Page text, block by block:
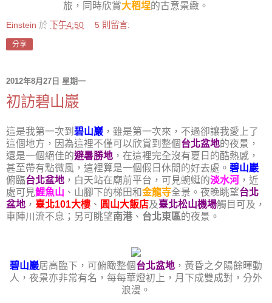
旅，同時欣賞大稻埕的古意景緻。
Einstein 於 下午4:50 5 則留言:
分享
2012年8月27日 星期一
初訪碧山巖
這是我第一次到 碧山巖 ，雖是第一次來，不過卻讓我愛上了
這個地方，因為這裡不僅可以欣賞到整個 台北盆地的夜景，
還是一個絕佳的避暑勝地 ，在這裡完全沒有夏日的酷熱感，
甚至帶有點微風，這裡算是一個假日休閒的好去處。 碧山巖
俯臨台北盆地 ，白天站在廟前平台，可見蜿蜒的淡水河 ，近
處可見鯉魚山 、山腳下的梯田和金龍寺全景。夜晚眺望台北
盆地 ， 臺北101大樓 、 圓山大飯店及臺北松山機場觸目可及，
車陣川流不息；另可眺望南港 、 台北東區的夜景。
碧山巖居高臨下，可俯瞰整個 台北盆地 ，黃昏之夕陽餘暉動
人，夜景亦非常有名，每每華燈初上，月下成雙成對，分外
浪漫。